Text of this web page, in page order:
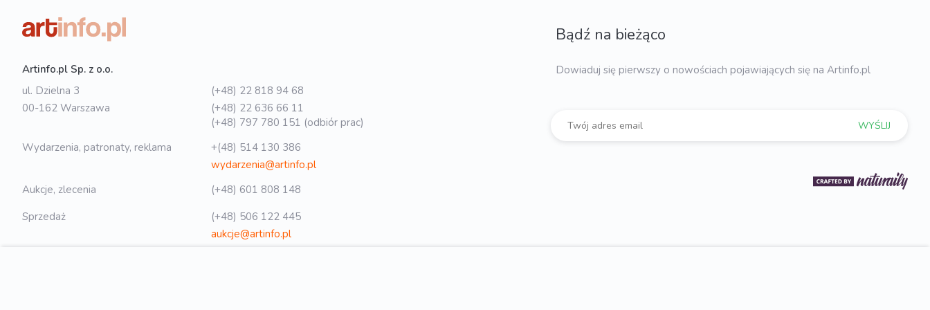
Artinfo.pl Sp. z o.o.
ul. Dzielna 3
00-162 Warszawa
(+48) 22 818 94 68
(+48) 22 636 66 11
(+48) 797 780 151 (odbiór prac)
Wydarzenia, patronaty, reklama
+(48) 514 130 386
wydarzenia@artinfo.pl
Aukcje, zlecenia
(+48) 601 808 148
Sprzedaż
(+48) 506 122 445
aukcje@artinfo.pl
Bądź na bieżąco
Dowiaduj się pierwszy o nowościach pojawiających się na Artinfo.pl
WYŚLIJ